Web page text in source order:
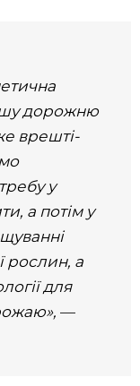
дорожню
врешті-
у
а потім у
рослин, а
для
—